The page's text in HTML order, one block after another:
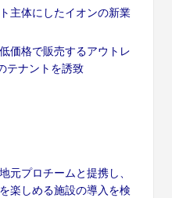
主体にしたイオンの新業
価格で販売するアウトレ
テナントを誘致
元プロチームと提携し、
楽しめる施設の導入を検